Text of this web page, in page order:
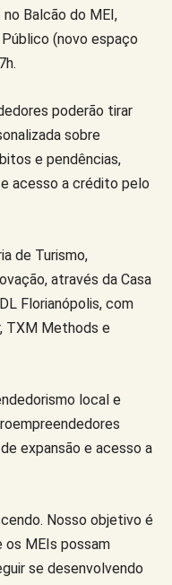
Balcão do MEI,
(novo espaço
poderão tirar
sobre
e pendências,
acesso a crédito pelo
de Turismo,
através da Casa
Florianópolis, com
TXM Methods e
local e
expansão e acesso a
Nosso objetivo é
MEIs possam
se desenvolvendo